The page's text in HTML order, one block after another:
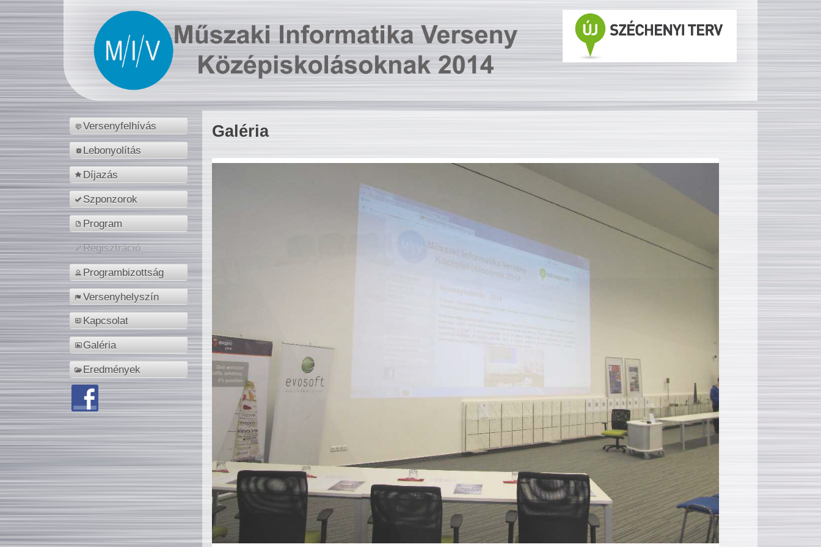
Versenyfelhívás
Lebonyolítás
Díjazás
Szponzorok
Program
Regisztráció
Programbizottság
Versenyhelyszín
Kapcsolat
Galéria
Eredmények
Galéria